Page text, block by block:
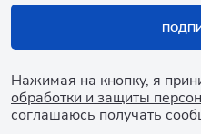
Нажимая на кнопку, я
обработки и защиты
соглашаюсь получать